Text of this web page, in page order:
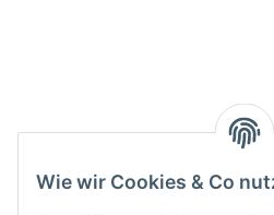
Wie wir Cookies & Co